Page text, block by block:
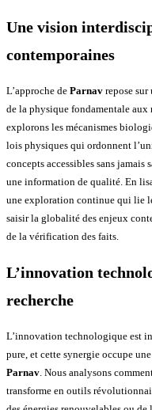
Une vision
contemporaines
L’approche de Parnav repose
de la physique fondamentale aux
explorons les mécanismes
lois physiques qui ordonnent
concepts accessibles sans
une information de qualité. En
une exploration continue qui lie
saisir la globalité des enjeux
de la vérification des faits.
L’innovation
recherche
L’innovation technologique est
pure, et cette synergie occupe
Parnav . Nous analysons
transforme en outils